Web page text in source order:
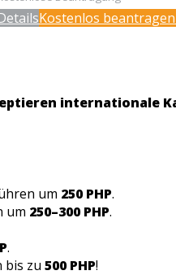
Kostenlos
internationale
um 250 PHP.
um 250–300 PHP.
.
bis zu 500 PHP!